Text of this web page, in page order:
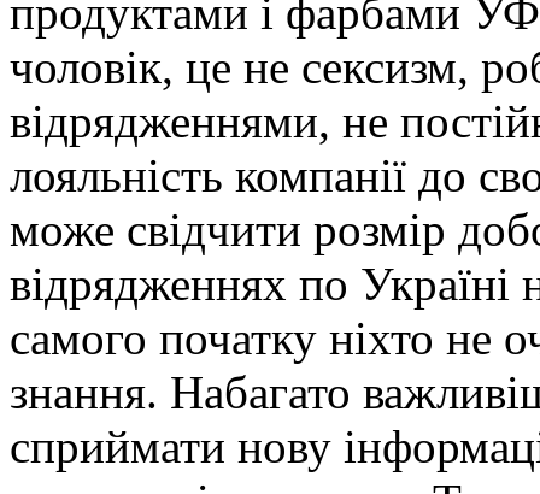
продуктами і фарбами
чоловік, це не сексизм,
відрядженнями, не
лояльність компанії до
може свідчити розмір
відрядженнях по Україні
самого початку ніхто не
знання. Набагато
сприймати нову